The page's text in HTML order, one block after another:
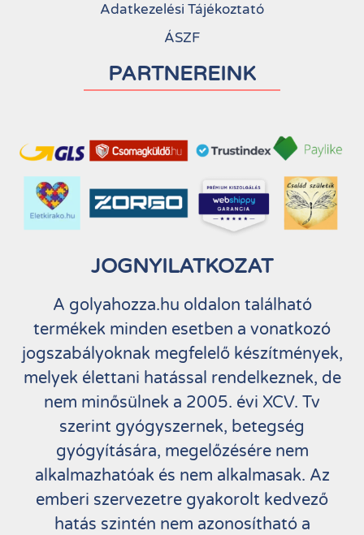
Adatkezelési Tájékoztató
ÁSZF
PARTNEREINK
JOGNYILATKOZAT
A golyahozza.hu oldalon található
termékek minden esetben a vonatkozó
jogszabályoknak megfelelő készítmények,
melyek élettani hatással rendelkeznek, de
nem minősülnek a 2005. évi XCV. Tv
szerint gyógyszernek, betegség
gyógyítására, megelőzésére nem
alkalmazhatóak és nem alkalmasak. Az
emberi szervezetre gyakorolt kedvező
hatás szintén nem azonosítható a